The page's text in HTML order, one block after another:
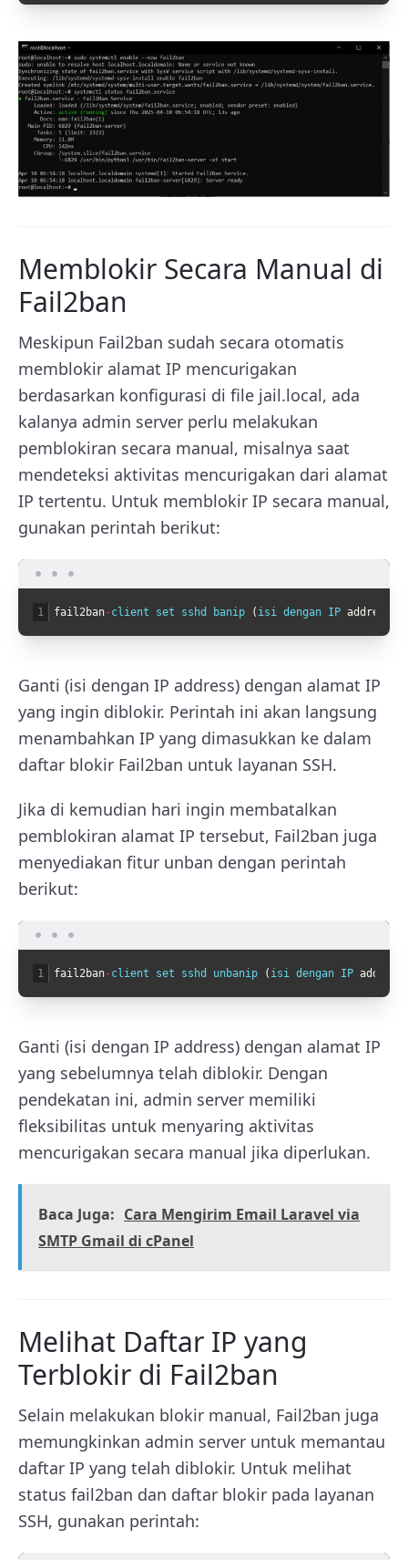
Memblokir Secara Manual di
Fail2ban
Meskipun Fail2ban sudah secara otomatis
memblokir alamat IP mencurigakan
berdasarkan konfigurasi di file jail.local, ada
kalanya admin server perlu melakukan
pemblokiran secara manual, misalnya saat
mendeteksi aktivitas mencurigakan dari alamat
IP tertentu. Untuk memblokir IP secara manual,
gunakan perintah berikut:
1 fail2ban-client set sshd banip ( isi dengan IP address
Ganti (isi dengan IP address) dengan alamat IP
yang ingin diblokir. Perintah ini akan langsung
menambahkan IP yang dimasukkan ke dalam
daftar blokir Fail2ban untuk layanan SSH.
Jika di kemudian hari ingin membatalkan
pemblokiran alamat IP tersebut, Fail2ban juga
menyediakan fitur unban dengan perintah
berikut:
1 fail2ban-client set sshd unbanip ( isi dengan IP address
Ganti (isi dengan IP address) dengan alamat IP
yang sebelumnya telah diblokir. Dengan
pendekatan ini, admin server memiliki
fleksibilitas untuk menyaring aktivitas
mencurigakan secara manual jika diperlukan.
Baca Juga: Cara Mengirim Email Laravel via
SMTP Gmail di cPanel
Melihat Daftar IP yang
Terblokir di Fail2ban
Selain melakukan blokir manual, Fail2ban juga
memungkinkan admin server untuk memantau
daftar IP yang telah diblokir. Untuk melihat
status fail2ban dan daftar blokir pada layanan
SSH, gunakan perintah: